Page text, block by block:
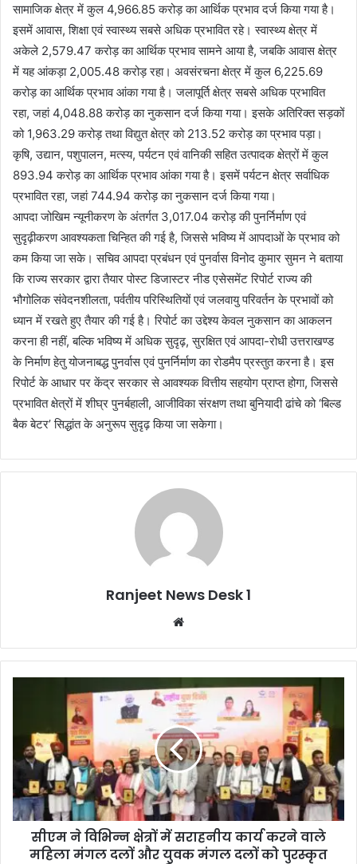
सामाजिक क्षेत्र में कुल 4,966.85 करोड़ का आर्थिक प्रभाव दर्ज किया गया है।
इसमें आवास, शिक्षा एवं स्वास्थ्य सबसे अधिक प्रभावित रहे। स्वास्थ्य क्षेत्र में
अकेले 2,579.47 करोड़ का आर्थिक प्रभाव सामने आया है, जबकि आवास क्षेत्र
में यह आंकड़ा 2,005.48 करोड़ रहा। अवसंरचना क्षेत्र में कुल 6,225.69
करोड़ का आर्थिक प्रभाव आंका गया है। जलापूर्ति क्षेत्र सबसे अधिक प्रभावित
रहा, जहां 4,048.88 करोड़ का नुकसान दर्ज किया गया। इसके अतिरिक्त सड़कों
को 1,963.29 करोड़ तथा विद्युत क्षेत्र को 213.52 करोड़ का प्रभाव पड़ा।
कृषि, उद्यान, पशुपालन, मत्स्य, पर्यटन एवं वानिकी सहित उत्पादक क्षेत्रों में कुल
893.94 करोड़ का आर्थिक प्रभाव आंका गया है। इसमें पर्यटन क्षेत्र सर्वाधिक
प्रभावित रहा, जहां 744.94 करोड़ का नुकसान दर्ज किया गया।
आपदा जोखिम न्यूनीकरण के अंतर्गत 3,017.04 करोड़ की पुनर्निर्माण एवं
सुदृढ़ीकरण आवश्यकता चिन्हित की गई है, जिससे भविष्य में आपदाओं के प्रभाव को
कम किया जा सके। सचिव आपदा प्रबंधन एवं पुनर्वास विनोद कुमार सुमन ने बताया
कि राज्य सरकार द्वारा तैयार पोस्ट डिजास्टर नीड एसेसमेंट रिपोर्ट राज्य की
भौगोलिक संवेदनशीलता, पर्वतीय परिस्थितियों एवं जलवायु परिवर्तन के प्रभावों को
ध्यान में रखते हुए तैयार की गई है। रिपोर्ट का उद्देश्य केवल नुकसान का आकलन
करना ही नहीं, बल्कि भविष्य में अधिक सुदृढ़, सुरक्षित एवं आपदा-रोधी उत्तराखण्ड
के निर्माण हेतु योजनाबद्ध पुनर्वास एवं पुनर्निर्माण का रोडमैप प्रस्तुत करना है। इस
रिपोर्ट के आधार पर केंद्र सरकार से आवश्यक वित्तीय सहयोग प्राप्त होगा, जिससे
प्रभावित क्षेत्रों में शीघ्र पुनर्बहाली, आजीविका संरक्षण तथा बुनियादी ढांचे को ‘बिल्ड
बैक बेटर’ सिद्धांत के अनुरूप सुदृढ़ किया जा सकेगा।
Ranjeet News Desk 1
te
सीएम ने विभिन्न क्षेत्रों में सराहनीय कार्य करने वाले
महिला मंगल दलों और युवक मंगल दलों को पुरस्कृत